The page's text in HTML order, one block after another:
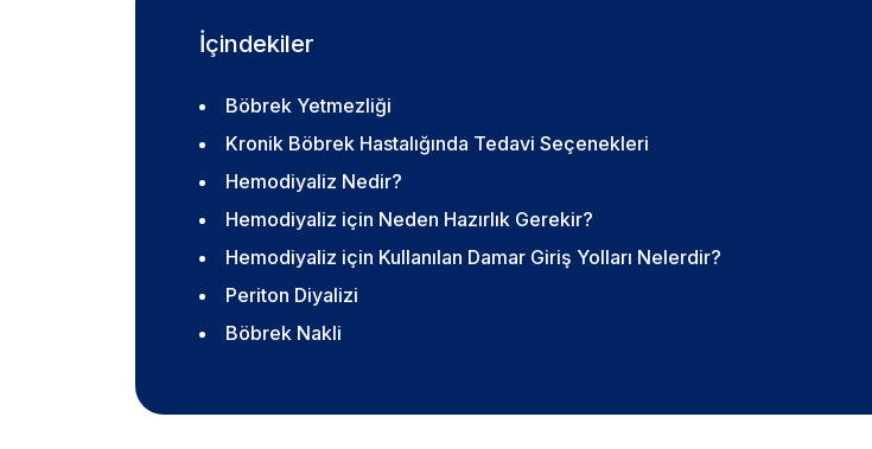
İçindekiler
Böbrek Yetmezliği
Kronik Böbrek Hastalığında Tedavi Seçenekleri
Hemodiyaliz Nedir?
Hemodiyaliz için Neden Hazırlık Gerekir?
Hemodiyaliz için Kullanılan Damar Giriş Yolları Nelerdir?
Periton Diyalizi
Böbrek Nakli